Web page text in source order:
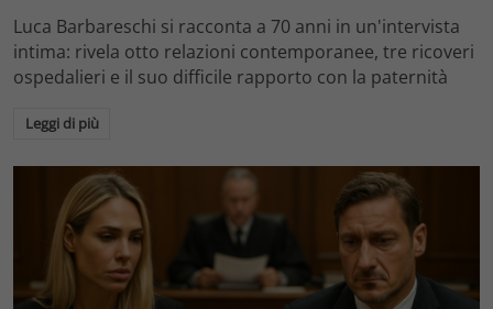
Luca Barbareschi si racconta a 70 anni in un'intervista
intima: rivela otto relazioni contemporanee, tre ricoveri
ospedalieri e il suo difficile rapporto con la paternità
Leggi di più